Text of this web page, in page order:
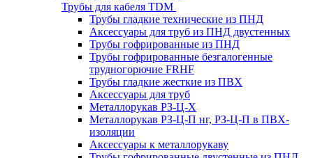
Трубы для кабеля TDM
Трубы гладкие технические из ПНД
Аксессуары для труб из ПНД двустенных
Трубы гофрированные из ПНД
Трубы гофрированные безгалогенные
трудногорючие FRHF
Трубы гладкие жесткие из ПВХ
Аксессуары для труб
Металлорукав РЗ-Ц-Х
Металлорукав РЗ-Ц-П нг, РЗ-Ц-П в ПВХ-
изоляции
Аксессуары к металлорукаву